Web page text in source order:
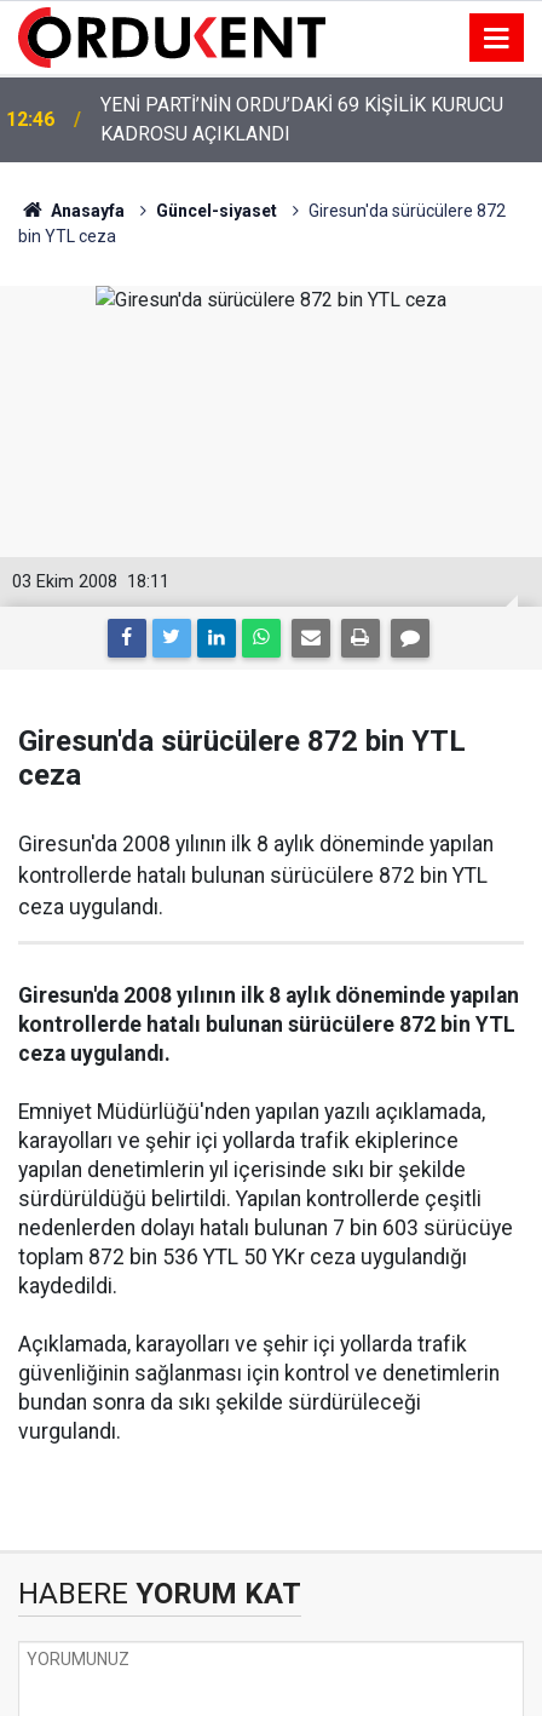
12:46
YENİ PARTİ’NİN ORDU’DAKİ 69 KİŞİLİK KURUCU
KADROSU AÇIKLANDI
Anasayfa Güncel-siyaset
Giresun'da sürücülere 872
bin YTL ceza
18:11
03 Ekim 2008
Giresun'da sürücülere 872 bin YTL
ceza
Giresun'da 2008 yılının ilk 8 aylık döneminde yapılan
kontrollerde hatalı bulunan sürücülere 872 bin YTL
ceza uygulandı.
Giresun'da 2008 yılının ilk 8 aylık döneminde yapılan
kontrollerde hatalı bulunan sürücülere 872 bin YTL
ceza uygulandı.
Emniyet Müdürlüğü'nden yapılan yazılı açıklamada,
karayolları ve şehir içi yollarda trafik ekiplerince
yapılan denetimlerin yıl içerisinde sıkı bir şekilde
sürdürüldüğü belirtildi. Yapılan kontrollerde çeşitli
nedenlerden dolayı hatalı bulunan 7 bin 603 sürücüye
toplam 872 bin 536 YTL 50 YKr ceza uygulandığı
kaydedildi.
Açıklamada, karayolları ve şehir içi yollarda trafik
güvenliğinin sağlanması için kontrol ve denetimlerin
bundan sonra da sıkı şekilde sürdürüleceği
vurgulandı.
HABERE YORUM KAT